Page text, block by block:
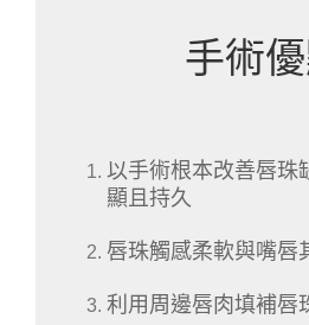
手術
以手術根本改善唇珠
顯且持久
唇珠觸感柔軟與嘴唇
利用周邊唇肉填補唇